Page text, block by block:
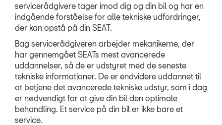
Prismatch
ServiceCam
Synstjek
MinSeat - Skift
SKADECENTER
servicerådgivere tager imod dig og din bil og har en
indgående forståelse for alle tekniske udfordringer,
der kan opstå på din SEAT.
Bag servicerådgiveren arbejder mekanikerne, der
har gennemgået SEATs mest avancerede
uddannelser, så de er udstyret med de seneste
tekniske informationer. De er endvidere uddannet til
at betjene det avancerede tekniske udstyr, som i dag
er nødvendigt for at give din bil den optimale
behandling. Et service på din bil er ikke bare et
service.